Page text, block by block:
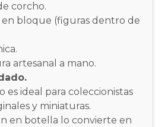
corcho.
en bloque (figuras dentro de
artesanal a mano.
es ideal para coleccionistas
y miniaturas.
en botella lo convierte en